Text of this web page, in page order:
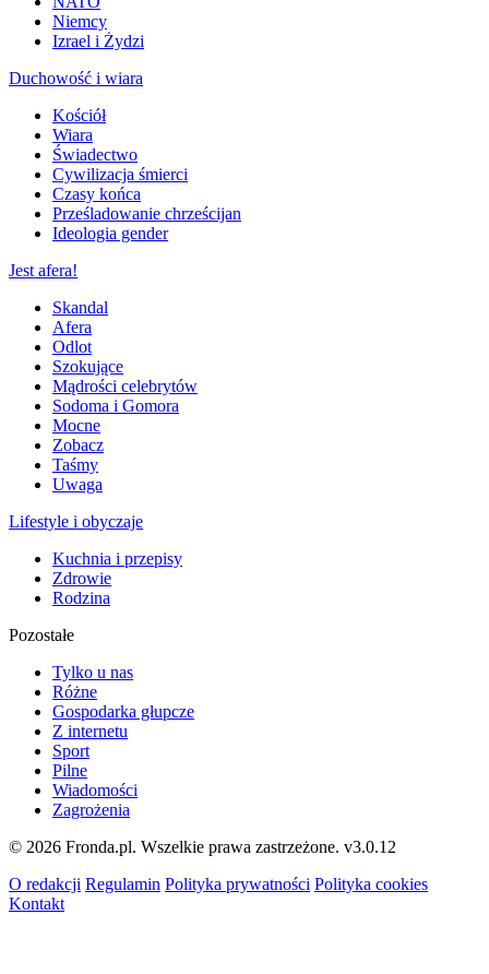
Niemcy
Izrael i Żydzi
Duchowość i wiara
Kościół
Wiara
Świadectwo
Cywilizacja śmierci
Czasy końca
Prześladowanie chrześcijan
Ideologia gender
Jest afera!
Skandal
Afera
Odlot
Szokujące
Mądrości celebrytów
Sodoma i Gomora
Mocne
Zobacz
Taśmy
Uwaga
Lifestyle i obyczaje
Kuchnia i przepisy
Zdrowie
Rodzina
Pozostałe
Tylko u nas
Różne
Gospodarka głupcze
Z internetu
Sport
Pilne
Wiadomości
Zagrożenia
© 2026 Fronda.pl. Wszelkie prawa zastrzeżone. v3.0.12
O redakcji Regulamin Polityka prywatności Polityka cookies
Kontakt